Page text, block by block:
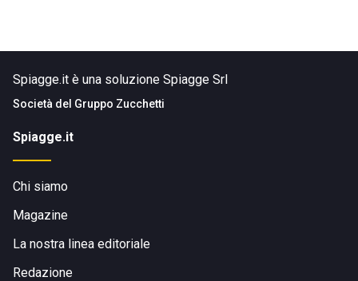
Spiagge.it è una soluzione Spiagge Srl
Società del Gruppo Zucchetti
Spiagge.it
Chi siamo
Magazine
La nostra linea editoriale
Redazione